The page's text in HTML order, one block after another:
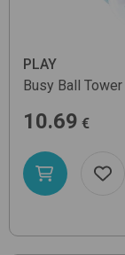
PLAY
Busy Ball Tower
10.69 €